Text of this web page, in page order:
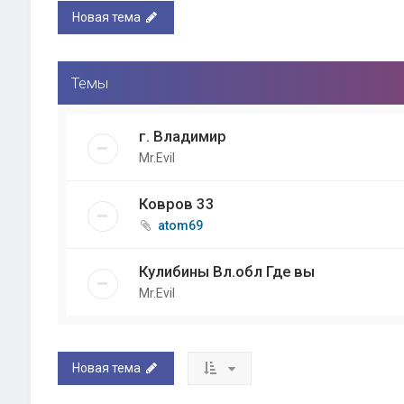
Новая тема
Темы
г. Владимир
Mr.Evil
Ковров 33
atom69
Кулибины Вл.обл Где вы
Mr.Evil
Новая тема